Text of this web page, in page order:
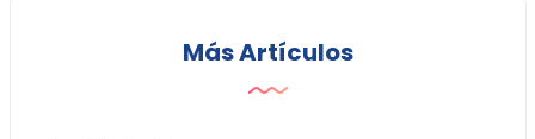
Más Artículos